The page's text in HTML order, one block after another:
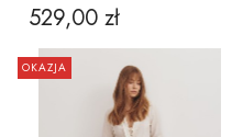
Cena
529,00 zł
OKAZJA